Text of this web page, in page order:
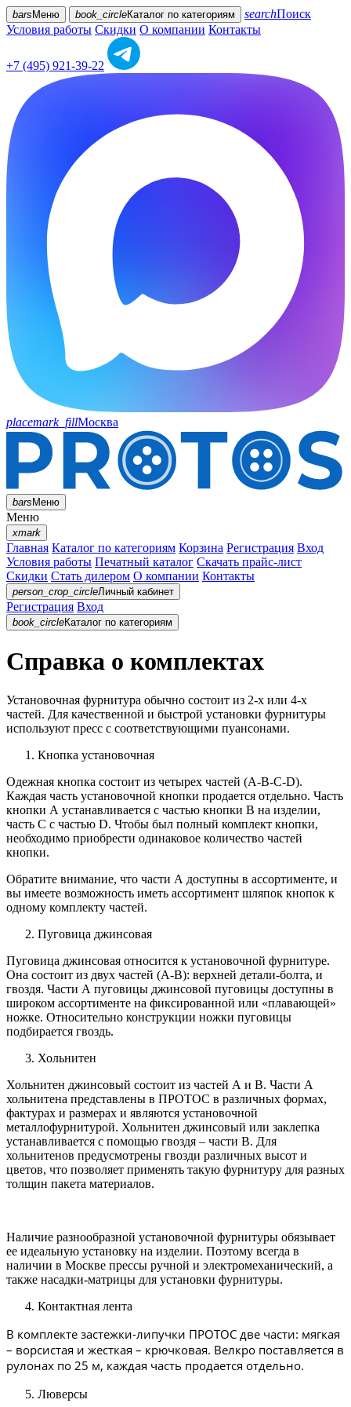
bars Меню book_circleКаталог по категориям searchПоиск
Условия работы Скидки О компании Контакты
+7 (495) 921-39-22
placemark_fillМосква
barsМеню
Меню
xmark
Главная Каталог по категориям Корзина Регистрация Вход
Условия работы Печатный каталог Скачать прайс-лист
Скидки Стать дилером О компании Контакты
person_crop_circleЛичный кабинет
Регистрация Вход
book_circleКаталог по категориям
Справка о комплектах
Установочная фурнитура обычно состоит из 2-х или 4-х
частей. Для качественной и быстрой установки фурнитуры
используют пресс с соответствующими пуансонами.
Кнопка установочная
Одежная кнопка состоит из четырех частей (A-B-C-D).
Каждая часть установочной кнопки продается отдельно. Часть
кнопки А устанавливается с частью кнопки B на изделии,
часть С с частью D. Чтобы был полный комплект кнопки,
необходимо приобрести одинаковое количество частей
кнопки.
Обратите внимание, что части А доступны в ассортименте, и
вы имеете возможность иметь ассортимент шляпок кнопок к
одному комплекту частей.
Пуговица джинсовая
Пуговица джинсовая относится к установочной фурнитуре.
Она состоит из двух частей (А-В): верхней детали-болта, и
гвоздя. Части А пуговицы джинсовой пуговицы доступны в
широком ассортименте на фиксированной или «плавающей»
ножке. Относительно конструкции ножки пуговицы
подбирается гвоздь.
Хольнитен
Хольнитен джинсовый состоит из частей А и В. Части А
хольнитена представлены в ПРОТОС в различных формах,
фактурах и размерах и являются установочной
металлофурнитурой. Хольнитен джинсовый или заклепка
устанавливается с помощью гвоздя – части В. Для
хольнитенов предусмотрены гвозди различных высот и
цветов, что позволяет применять такую фурнитуру для разных
толщин пакета материалов.
Наличие разнообразной установочной фурнитуры обязывает
ее идеальную установку на изделии. Поэтому всегда в
наличии в Москве прессы ручной и электромеханический, а
также насадки-матрицы для установки фурнитуры.
4. Контактная лента
В комплекте застежки-липучки ПРОТОС две части: мягкая
– ворсистая и жесткая – крючковая. Велкро поставляется в
рулонах по 25 м, каждая часть продается отдельно.
5. Люверсы